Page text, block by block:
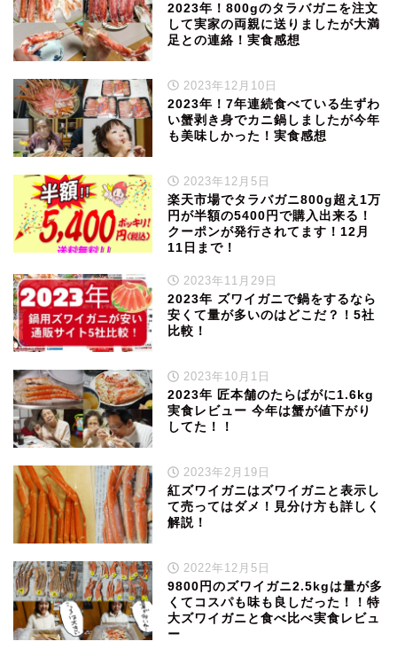
2023年！800gのタラバガニを注文
して実家の両親に送りましたが大満
足との連絡！実食感想
2023年12月10日
2023年！7年連続食べている生ずわ
い蟹剥き身でカニ鍋しましたが今年
も美味しかった！実食感想
2023年12月5日
楽天市場でタラバガニ800g超え1万
円が半額の5400円で購入出来る！
クーポンが発行されてます！12月
11日まで！
2023年11月29日
2023年 ズワイガニで鍋をするなら
安くて量が多いのはどこだ？！5社
比較！
2023年10月1日
2023年 匠本舗のたらばがに1.6kg
実食レビュー 今年は蟹が値下がり
してた！！
2023年2月19日
紅ズワイガニはズワイガニと表示し
て売ってはダメ！見分け方も詳しく
解説！
2022年12月5日
9800円のズワイガニ2.5kgは量が多
くてコスパも味も良しだった！！特
大ズワイガニと食べ比べ実食レビュ
ー